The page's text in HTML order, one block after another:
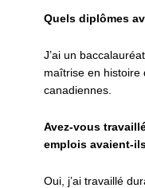
Quels diplômes
J’ai un
maîtrise en histoire
canadiennes.
Avez-vous
emplois avaient-
Oui, j’ai travaillé